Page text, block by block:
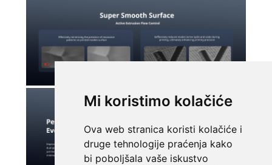
Mi koristimo kolačiće
Ova web stranica koristi kolačiće i
druge tehnologije praćenja kako
bi poboljšala vaše iskustvo